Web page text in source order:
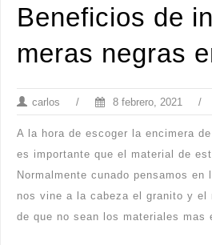
Beneficios de
meras negras
carlos / 8 febrero, 2021 /
A la hora de escoger la encimera
es importante que el material de
Normalmente cunado pensamos
nos vine a la cabeza el granito y el
de que no sean los materiales